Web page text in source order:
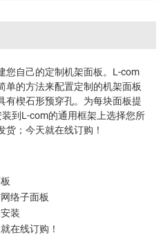
您自己的定制机架面板。L-com
单的方法来配置定制的机架面板
有楔石形预穿孔。为每块面板提
到L-com的通用框架上选择您所
货；今天就在线订购！
络子面板
装
在线订购！